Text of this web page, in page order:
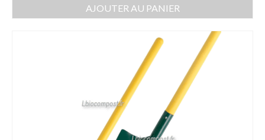
AJOUTER AU PANIER